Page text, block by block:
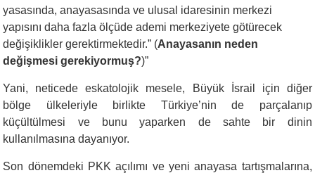
yasasında, anayasasında ve ulusal idaresinin merkezi
yapısını daha fazla ölçüde ademi merkeziyete götürecek
değişiklikler gerektirmektedir.” (Anayasanın neden
değişmesi gerekiyormuş?)”
Yani, neticede eskatolojik mesele, Büyük İsrail için diğer
bölge ülkeleriyle birlikte Türkiye’nin de parçalanıp
küçültülmesi ve bunu yaparken de sahte bir dinin
kullanılmasına dayanıyor.
Son dönemdeki PKK açılımı ve yeni anayasa tartışmalarına,